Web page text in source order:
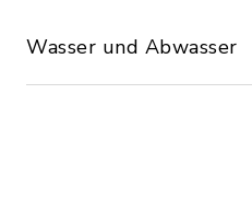
Wasser und Abwasser